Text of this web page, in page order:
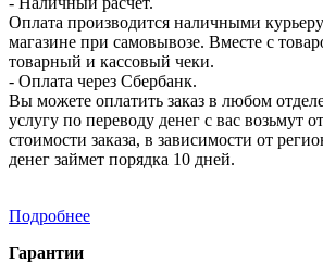
Оплата производится наличными
магазине при самовывозе. Вместе с
товарный и кассовый чеки.
- Оплата через Сбербанк.
Вы можете оплатить заказ в любом
услугу по переводу денег с вас возьмут
стоимости заказа, в зависимости от
денег займет порядка 10 дней.
Подробнее
Гарантии